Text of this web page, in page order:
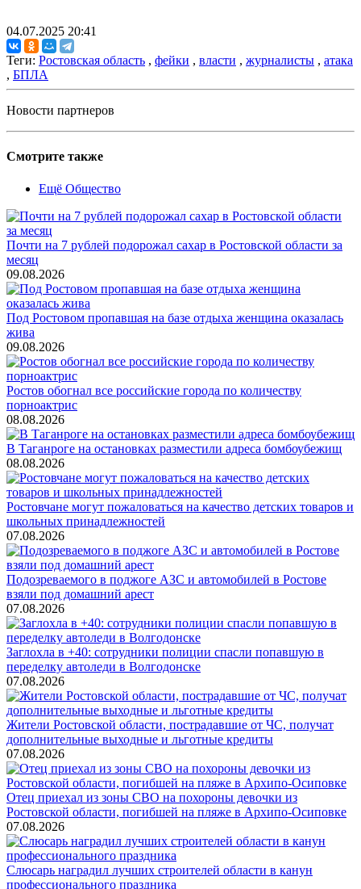
04.07.2025 20:41
Теги: Ростовская область , фейки , власти , журналисты , атака
, БПЛА
Новости партнеров
Смотрите также
Ещё Общество
Почти на 7 рублей подорожал сахар в Ростовской области за
месяц
09.08.2026
Под Ростовом пропавшая на базе отдыха женщина оказалась
жива
09.08.2026
Ростов обогнал все российские города по количеству
порноактрис
08.08.2026
В Таганроге на остановках разместили адреса бомбоубежищ
08.08.2026
Ростовчане могут пожаловаться на качество детских товаров и
школьных принадлежностей
07.08.2026
Подозреваемого в поджоге АЗС и автомобилей в Ростове
взяли под домашний арест
07.08.2026
Заглохла в +40: сотрудники полиции спасли попавшую в
переделку автоледи в Волгодонске
07.08.2026
Жители Ростовской области, пострадавшие от ЧС, получат
дополнительные выходные и льготные кредиты
07.08.2026
Отец приехал из зоны СВО на похороны девочки из
Ростовской области, погибшей на пляже в Архипо-Осиповке
07.08.2026
Слюсарь наградил лучших строителей области в канун
профессионального праздника